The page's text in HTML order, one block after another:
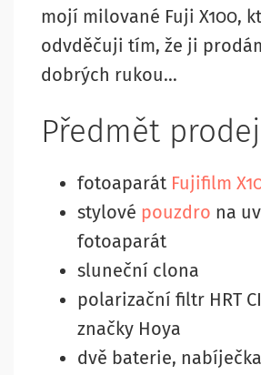
mojí milované Fuji X100,
odvděčuji tím, že ji
dobrých rukou…
Předmět
fotoaparát Fujifilm
stylové pouzdro na
fotoaparát
sluneční clona
polarizační filtr HRT
značky Hoya
dvě baterie, nabíječka